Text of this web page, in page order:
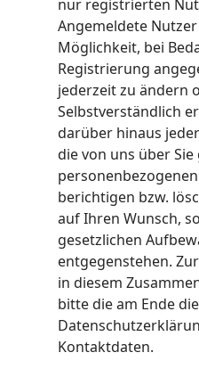
nur registrierten
Angemeldete
Möglichkeit, bei
Registrierung
jederzeit zu ändern
Selbstverständlich
darüber hinaus
die von uns über
berichtigen bzw.
auf Ihren Wunsch,
gesetzlichen
entgegenstehen.
in diesem
bitte die am Ende
Kontaktdaten.